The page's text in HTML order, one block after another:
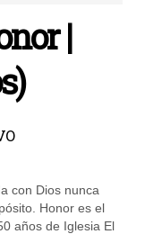
|
con Dios nunca
Honor es el
años de Iglesia El